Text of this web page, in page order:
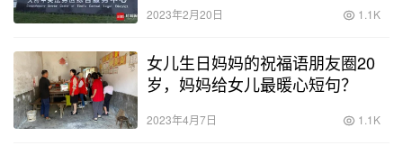
2023年2月20日 1.1K
女儿生日妈妈的祝福语朋友圈20
岁，妈妈给女儿最暖心短句？
2023年4月7日 1.1K